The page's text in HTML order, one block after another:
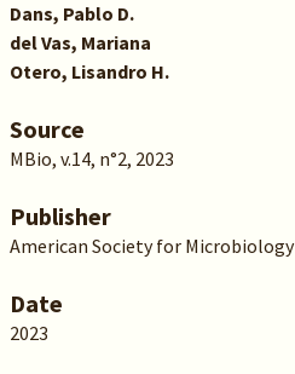
Dans, Pablo D.
del Vas, Mariana
Otero, Lisandro H.
Source
MBio, v.14, n°2, 2023
Publisher
American Society for Microbiology
Date
2023